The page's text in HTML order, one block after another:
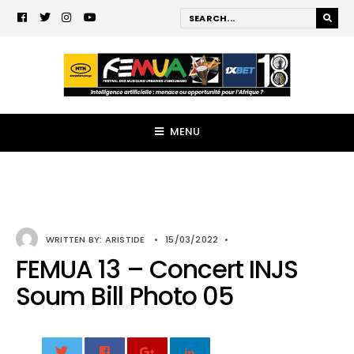
MENU
WRITTEN BY: ARISTIDE • 15/03/2022 •
FEMUA 13 – Concert INJS
Soum Bill Photo 05